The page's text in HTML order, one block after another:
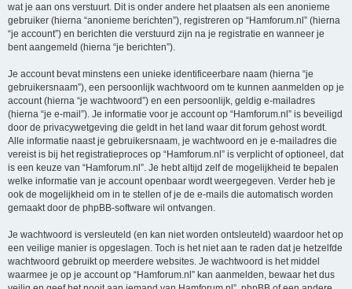
wat je aan ons verstuurt. Dit is onder andere het plaatsen als een anonieme
gebruiker (hierna “anonieme berichten”), registreren op “Hamforum.nl” (hierna
“je account”) en berichten die verstuurd zijn na je registratie en wanneer je
bent aangemeld (hierna “je berichten”).
Je account bevat minstens een unieke identificeerbare naam (hierna “je
gebruikersnaam”), een persoonlijk wachtwoord om te kunnen aanmelden op je
account (hierna “je wachtwoord”) en een persoonlijk, geldig e-mailadres
(hierna “je e-mail”). Je informatie voor je account op “Hamforum.nl” is beveiligd
door de privacywetgeving die geldt in het land waar dit forum gehost wordt.
Alle informatie naast je gebruikersnaam, je wachtwoord en je e-mailadres die
vereist is bij het registratieproces op “Hamforum.nl” is verplicht of optioneel, dat
is een keuze van “Hamforum.nl”. Je hebt altijd zelf de mogelijkheid te bepalen
welke informatie van je account openbaar wordt weergegeven. Verder heb je
ook de mogelijkheid om in te stellen of je de e-mails die automatisch worden
gemaakt door de phpBB-software wil ontvangen.
Je wachtwoord is versleuteld (en kan niet worden ontsleuteld) waardoor het op
een veilige manier is opgeslagen. Toch is het niet aan te raden dat je hetzelfde
wachtwoord gebruikt op meerdere websites. Je wachtwoord is het middel
waarmee je op je account op “Hamforum.nl” kan aanmelden, bewaar het dus